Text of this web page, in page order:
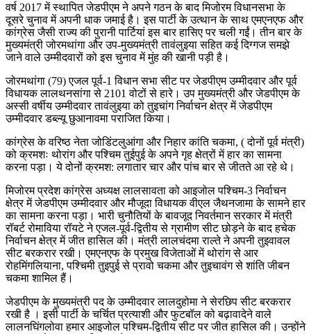
वर्ष 2017 में स्थापित जेडपीएम ने अपने गठन के बाद मिजोरम विधानसभा के
दूसरे चुनाव में अपनी धाक जमाई है। इस पार्टी के उत्थान के साथ एमएनएफ और
कांग्रेस जैसी राज्य की पुरानी पार्टियां इस बार हासिए पर चली गईं। तीन बार के
मुख्यमंत्री जोरमथांगा और उप-मुख्यमंत्री तावंलुइया सहित कई दिग्गज समझे
जाने वाले उम्मीदवारों को इस चुनाव में मुंह की खानी पड़ी है।
जोरमथांगा (79) एजल पूर्व-1 विधान सभा सीट पर जेडपीएम उम्मीदवार और पूर्व
विधायक लालथनसांगा से 2101 वोटों से हारे। उप मुख्यमंत्री और जेडपीएम के
अस्सी वर्षीय उम्मीदवार तावंलुइया को तुइचांग निर्वाचन क्षेत्र में जेडपीएम
उम्मीदवार डब्ल्यू छुआनावमा पराजित किया।
कांग्रेस के वरिष्ठ नेता जोडिंटलुआंगा और निहार कांति चकमा, ( दोनों पूर्व मंत्री)
को क्रमशः थोरांग और पश्चिम तुईपुई के अपने गृह क्षेत्रों में हार का सामना
करना पड़ा। ये दोनों क्रमश: लगातार चार और पांच बार से जीतते आ रहे थे।
मिजोरम प्रदेश कांग्रेस अध्यक्ष लालसावता को आइजोल पश्चिम-3 निर्वाचन
क्षेत्र में जेडपीएम उम्मीदवार और मौजूदा विधायक वीएल जैथनजामा के सामने हार
का सामना करना पड़ा। भारी चुनौतियों के बावजूद निवर्तमान सरकार में मंत्री
रॉबर्ट रोमाविया रॉयटे ने एजल-पूर्व-द्वितीय से ग्रामीण सीट छोड़ने के बाद हचेक
निर्वाचन क्षेत्र में जीत हासिल की। मंत्री लालचंदमा राल्ते ने अपनी तुइवावल
सीट बरकरार रखी। एमएनएफ के प्रमुख विजेताओं में थोरांग से आर
रोहमिंगलियाना, पश्चिमी तुइपुई से प्रावो चकमा और तुइचावंग से शांति जीबन
चकमा शामिल हैं।
जेडपीएम के मुख्यमंत्री पद के उम्मीदवार लालदुहोमा ने सेरछिप सीट बरकरार
रखी है । इसी पार्टी के चर्चित प्रत्याशी और फुटबॉल को बढ़ावादेने वाले
लालनघिंगलोवा हमार आइजोल पश्चिम-द्वितीय सीट पर जीत हासिल की। उन्होंने